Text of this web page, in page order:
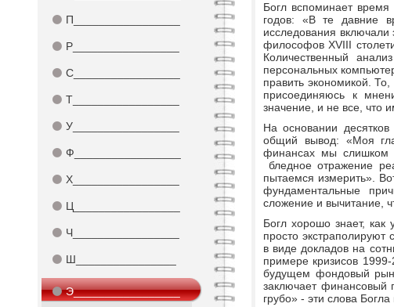
⚫ П_________________
⚫ Р_________________
⚫ С_________________
⚫ Т_________________
⚫ У_________________
⚫ Ф_________________
⚫ Х_________________
⚫ Ц_________________
⚫ Ч_________________
⚫ Ш________________
⚫Э_________________
Богл вспоминает время
годов: «В те давние
исследования
философов XVIII
Количественный
персональных
править экономикой.
присоединяюсь к
значение, и не все, что
На основании
общий вывод: «Моя
финансах мы слишком
бледное отражение
пытаемся измерить».
фундаментальные
сложение и вычитание,
Богл хорошо знает,
просто
в виде докладов на
примере кризисов
будущем фондовый
заключает финансовый
грубо» - эти слова